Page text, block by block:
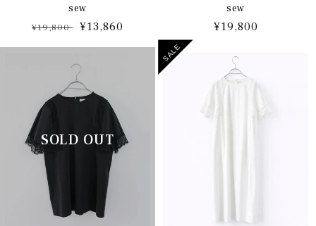
sew
通
常
¥19,800
セ
ー
格
¥13,860
sew
通
格
¥19,800
SALE